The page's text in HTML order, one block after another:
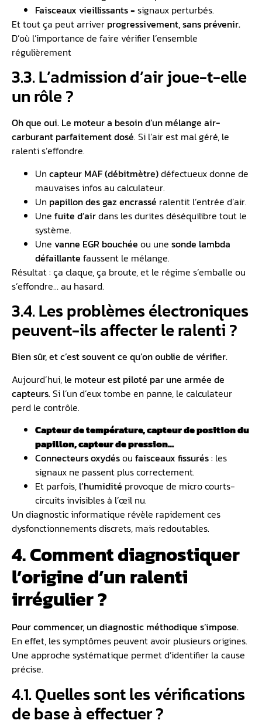
Faisceaux vieillissants= signaux perturbés.
Et tout ça peut arriver progressivement, sans prévenir.
D’où l’importance de faire vérifier l’ensemble
régulièrement ️
3.3.️ L’admission d’air joue-t-elle
un rôle ?
Oh que oui. Le moteur a besoin d’un mélange air-
carburant parfaitement dosé. Si l’air est mal géré, le
ralenti s’effondre.
Un capteur MAF (débitmètre)défectueux donne de
mauvaises infos au calculateur.
Un papillon des gaz encrassé ralentit l’entrée d’air.
Une fuite d’airdans les durites déséquilibre tout le
système.
Une vanne EGR bouchée ou une sonde lambda
défaillante faussent le mélange.
Résultat : ça claque, ça broute, et le régime s’emballe ou
s’effondre… au hasard.
3.4.️ Les problèmes électroniques
peuvent-ils affecter le ralenti ?
Bien sûr, et c’est souvent ce qu’on oublie de vérifier.
Aujourd’hui, le moteur est piloté par une armée de
capteurs.Si l’un d’eux tombe en panne, le calculateur
perd le contrôle.
Capteur de température, capteur de position du
papillon, capteur de pression…
Connecteurs oxydésou faisceaux fissurés: les
signaux ne passent plus correctement.
Et parfois, l’humidité provoque de micro courts-
circuits invisibles à l’œil nu.
Un diagnostic informatique révèle rapidement ces
dysfonctionnements discrets, mais redoutables.
4. Comment diagnostiquer
l’origine d’un ralenti
irrégulier ?
Pour commencer, un diagnostic méthodique s’impose.
En effet, les symptômes peuvent avoir plusieurs origines.
Une approche systématique permet d’identifier la cause
précise.
4.1. Quelles sont les vérifications
de base à effectuer ?